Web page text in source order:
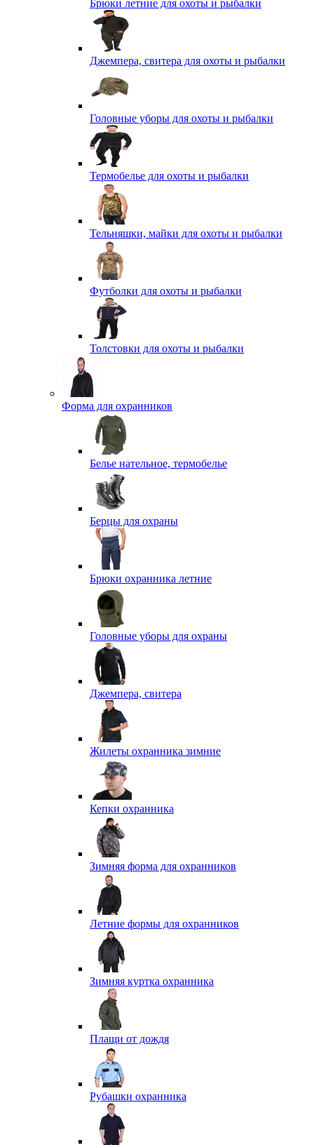
Брюки летние для охоты и рыбалки
Джемпера, свитера для охоты и рыбалки
Головные уборы для охоты и рыбалки
Термобелье для охоты и рыбалки
Тельняшки, майки для охоты и рыбалки
Футболки для охоты и рыбалки
Толстовки для охоты и рыбалки
Форма для охранников
Белье нательное, термобелье
Берцы для охраны
Брюки охранника летние
Головные уборы для охраны
Джемпера, свитера
Жилеты охранника зимние
Кепки охранника
Зимняя форма для охранников
Летние формы для охранников
Зимняя куртка охранника
Плащи от дождя
Рубашки охранника